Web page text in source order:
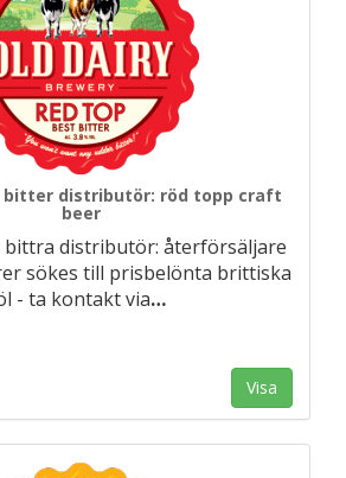
distributör: röd topp craft
beer
distributör: återförsäljare
sökes till prisbelönta brittiska
- ta kontakt via…
Visa